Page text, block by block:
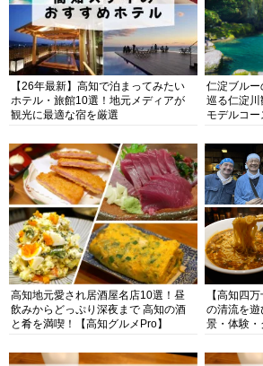
【26年最新】高知で泊まってみたい
ホテル・旅館10選！地元メディアが
観光に最適な宿を厳選
仁淀ブル
巡る仁淀川
モデルコー
高知地元愛され居酒屋名店10選！昼
飲みからどっぷり深夜まで 高知の酒
と肴を満喫！【高知グルメPro】
【高知四
の清流を
景・体験